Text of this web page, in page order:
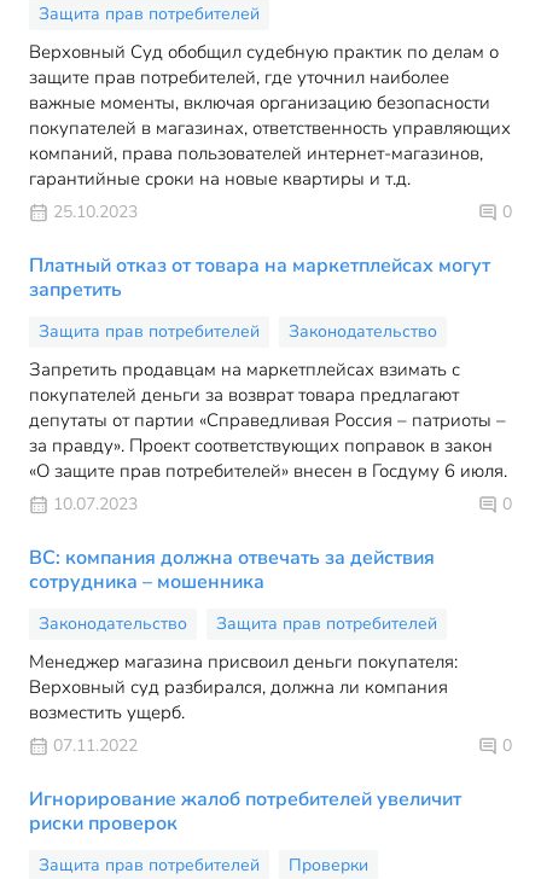
Защита прав потребителей
Верховный Суд обобщил судебную практик по делам о
защите прав потребителей, где уточнил наиболее
важные моменты, включая организацию безопасности
покупателей в магазинах, ответственность управляющих
компаний, права пользователей интернет-магазинов,
гарантийные сроки на новые квартиры и т.д.
25.10.2023 0
Платный отказ от товара на маркетплейсах могут
запретить
Защита прав потребителей Законодательство
Запретить продавцам на маркетплейсах взимать с
покупателей деньги за возврат товара предлагают
депутаты от партии «Справедливая Россия – патриоты –
за правду». Проект соответствующих поправок в закон
«О защите прав потребителей» внесен в Госдуму 6 июля.
10.07.2023 0
ВС: компания должна отвечать за действия
сотрудника – мошенника
Законодательство Защита прав потребителей
Менеджер магазина присвоил деньги покупателя:
Верховный суд разбирался, должна ли компания
возместить ущерб.
07.11.2022 0
Игнорирование жалоб потребителей увеличит
риски проверок
Защита прав потребителей
Проверки